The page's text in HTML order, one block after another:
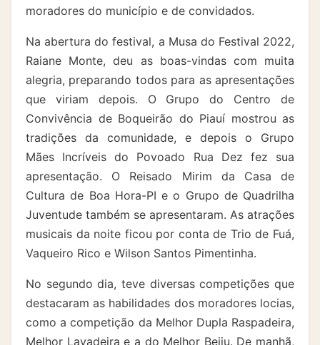
moradores do município e de convidados.
Na abertura do festival, a Musa do Festival 2022,
Raiane Monte, deu as boas-vindas com muita
alegria, preparando todos para as apresentações
que viriam depois. O Grupo do Centro de
Convivência de Boqueirão do Piauí mostrou as
tradições da comunidade, e depois o Grupo
Mães Incríveis do Povoado Rua Dez fez sua
apresentação. O Reisado Mirim da Casa de
Cultura de Boa Hora-PI e o Grupo de Quadrilha
Juventude também se apresentaram. As atrações
musicais da noite ficou por conta de Trio de Fuá,
Vaqueiro Rico e Wilson Santos Pimentinha.
No segundo dia, teve diversas competições que
destacaram as habilidades dos moradores locias,
como a competição da Melhor Dupla Raspadeira,
Melhor Lavadeira e a do Melhor Beiju. De manhã,